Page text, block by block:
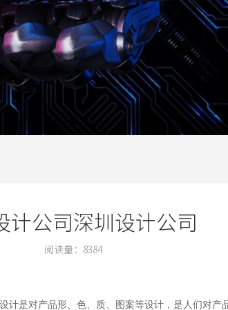
计公司深圳设计公司
阅读量： 8384
是对产品形、色、质、图案等设计，是人们对